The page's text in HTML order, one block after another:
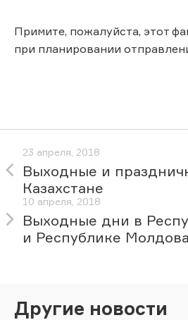
Примите, пожалуйста, этот
при планировании
23 апреля, 2018
Выходные и
Казахстане
10 апреля, 2018
Выходные дни в
и Республике Молдова
Другие новости